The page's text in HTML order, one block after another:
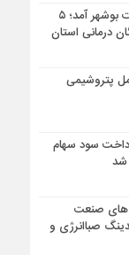
پتروشیمی جم به یاری سلامت بوشهر آمد؛ ۵
درمانی استان
پتروشیمی
سود سهام
صنعت
صباانرژی و